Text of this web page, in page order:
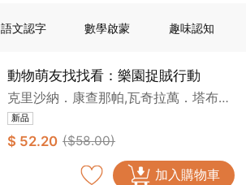
語文認字 數學啟蒙 趣味認知
動物萌友找找看：樂園捉賊行動
克里沙納．康查那帕,瓦奇拉萬．塔布
斯亞
新品
$ 52.20 ($58.00)
加入購物車